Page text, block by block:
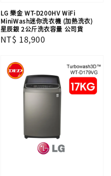
LG 樂金 WT-D200HV WiFi
MiniWash迷你洗衣機 (加熱洗衣)
星辰銀 2公斤洗衣容量 公司貨
Regular
NT$ 18,900